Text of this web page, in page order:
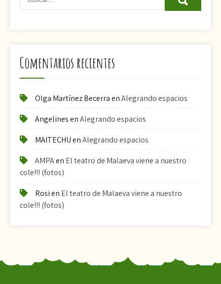
Comentarios recientes
Olga Martínez BecerraenAlegrando espacios
AngelinesenAlegrando espacios
MAITECHUenAlegrando espacios
AMPAen El teatro de Malaeva viene a nuestro
cole!!! (fotos)
Rosien El teatro de Malaeva viene a nuestro
cole!!! (fotos)